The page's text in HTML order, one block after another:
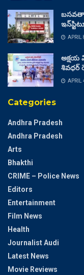
APRIL
అక్షయ
శివధర్
APRIL
Categories
Andhra Pradesh
Andhra Pradesh
Arts
Bhakthi
CRIME – Police News
Editors
Entertainment
Film News
Health
Journalist Audi
Latest News
Movie Reviews